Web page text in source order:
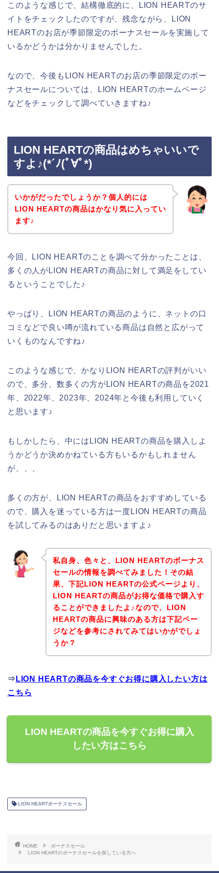
このような感じで、結構徹底的に、LION HEARTのサ
イトをチェックしたのですが、残念ながら、LION
HEARTのお店が季節限定のボーナスセールを実施して
いるかどうかは分かりませんでした。
なので、今後もLION HEARTのお店の季節限定のボー
ナスセールについては、LION HEARTのホームページ
などをチェックして調べていきますね♪
LION HEARTの商品はめちゃいいで
すよ♪(*´ﾉ(ﾟ∀ﾟ*)
いかがだったでしょうか？個人的には
LION HEARTの商品はかなり気に入ってい
ます♪
今回、LION HEARTのことを調べて分かったことは、
多くの人がLION HEARTの商品に対して満足をしてい
るということでした♪
やっぱり、LION HEARTの商品のように、ネットの口
コミなどで良い噂が流れている商品は自然と広がって
いくものなんですね♪
このような感じで、かなりLION HEARTの評判がいい
ので、多分、数多くの方がLION HEARTの商品を2021
年、2022年、2023年、2024年と今後も利用していく
と思います♪
もしかしたら、中にはLION HEARTの商品を購入しよ
うかどうか決めかねている方もいるかもしれません
が、、、
多くの方が、LION HEARTの商品をおすすめしている
ので、購入を迷っている方は一度LION HEARTの商品
を試してみるのはありだと思いますよ♪
私自身、色々と、LION HEARTのボーナス
セールの情報を調べてみました！その結
果、下記LION HEARTの公式ページより、
LION HEARTの商品がお得な価格で購入す
ることができましたよ♪なので、LION
HEARTの商品に興味のある方は下記ペー
ジなどを参考にされてみてはいかがでしょ
うか？
⇒ LION HEARTの商品を今すぐお得に購入したい方は
こちら
LION HEARTの商品を今すぐお得に購入
したい方はこちら
LION HEARTボーナスセール
HOME
ボーナスセール
LION HEARTのボーナスセールを探している方へ